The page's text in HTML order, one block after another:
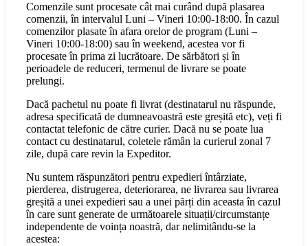
Comenzile sunt procesate cât mai curând după plasarea
comenzii, în intervalul Luni – Vineri 10:00-18:00. În cazul
comenzilor plasate în afara orelor de program (Luni –
Vineri 10:00-18:00) sau în weekend, acestea vor fi
procesate în prima zi lucrătoare. De sărbători și în
perioadele de reduceri, termenul de livrare se poate
prelungi.
Dacă pachetul nu poate fi livrat (destinatarul nu răspunde,
adresa specificată de dumneavoastră este greșită etc), veți fi
contactat telefonic de către curier. Dacă nu se poate lua
contact cu destinatarul, coletele rămân la curierul zonal 7
zile, după care revin la Expeditor.
Nu suntem răspunzători pentru expedieri întârziate,
pierderea, distrugerea, deteriorarea, ne livrarea sau livrarea
greșită a unei expedieri sau a unei părți din aceasta în cazul
în care sunt generate de următoarele situații/circumstanțe
independente de voința noastră, dar nelimitându-se la
acestea: